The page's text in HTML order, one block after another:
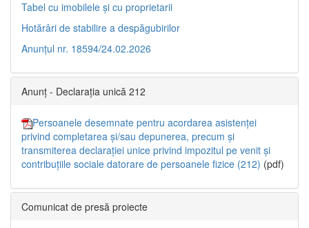
Tabel cu imobilele și cu proprietarii
Hotărâri de stabilire a despăgubirilor
Anunțul nr. 18594/24.02.2026
Anunț - Declarația unică 212
Persoanele desemnate pentru acordarea asistenței
privind completarea și/sau depunerea, precum și
transmiterea declarației unice privind impozitul pe venit și
contribuțiile sociale datorare de persoanele fizice (212) (pdf)
Comunicat de presă proiecte